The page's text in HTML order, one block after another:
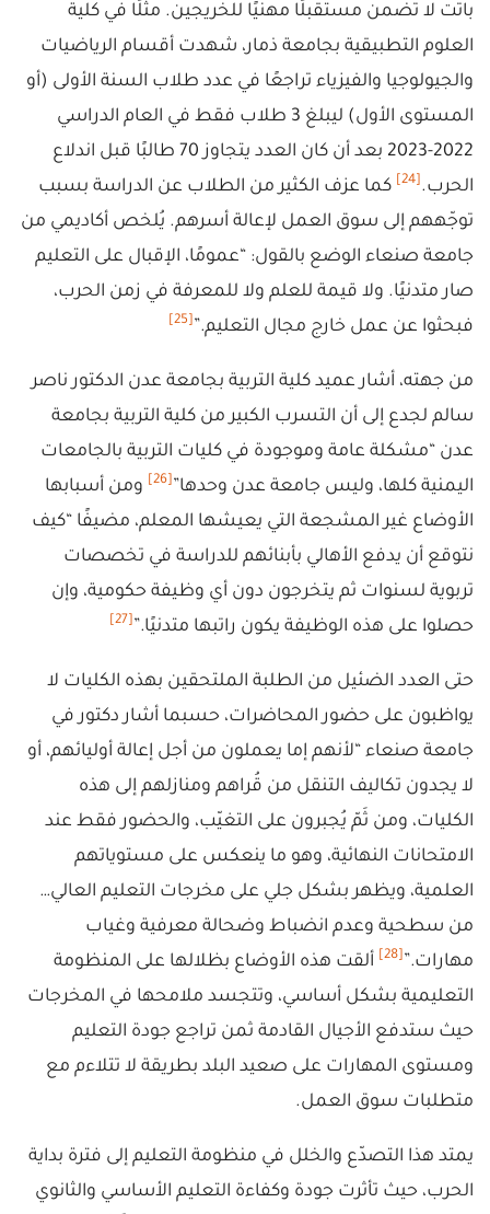
باتت لا تضمن مستقبلًا مهنيًا للخريجين. مثلًا في كلية
العلوم التطبيقية بجامعة ذمار، شهدت أقسام الرياضيات
والجيولوجيا والفيزياء تراجعًا في عدد طلاب السنة الأولى (أو
المستوى الأول) ليبلغ 3 طلاب فقط في العام الدراسي
2022-2023 بعد أن كان العدد يتجاوز 70 طالبًا قبل اندلاع
الحرب. [24]
كما عزف الكثير من الطلاب عن الدراسة بسبب
توجّههم إلى سوق العمل لإعالة أسرهم. يُلخص أكاديمي من
جامعة صنعاء الوضع بالقول: “عمومًا، الإقبال على التعليم
صار متدنيًا. ولا قيمة للعلم ولا للمعرفة في زمن الحرب،
فبحثوا عن عمل خارج مجال التعليم.” [25]
من جهته، أشار عميد كلية التربية بجامعة عدن الدكتور ناصر
سالم لجدع إلى أن التسرب الكبير من كلية التربية بجامعة
عدن “مشكلة عامة وموجودة في كليات التربية بالجامعات
اليمنية كلها، وليس جامعة عدن وحدها” [26]
ومن أسبابها
الأوضاع غير المشجعة التي يعيشها المعلم، مضيفًا “كيف
نتوقع أن يدفع الأهالي بأبنائهم للدراسة في تخصصات
تربوية لسنوات ثم يتخرجون دون أي وظيفة حكومية، وإن
حصلوا على هذه الوظيفة يكون راتبها متدنيًا.” [27]
حتى العدد الضئيل من الطلبة الملتحقين بهذه الكليات لا
يواظبون على حضور المحاضرات، حسبما أشار دكتور في
جامعة صنعاء “لأنهم إما يعملون من أجل إعالة أوليائهم، أو
لا يجدون تكاليف التنقل من قُراهم ومنازلهم إلى هذه
الكليات، ومن ثَمّ يُجبرون على التغيّب، والحضور فقط عند
الامتحانات النهائية، وهو ما ينعكس على مستوياتهم
العلمية، ويظهر بشكل جلي على مخرجات التعليم العالي…
من سطحية وعدم انضباط وضحالة معرفية وغياب
مهارات.” [28]
ألقت هذه الأوضاع بظلالها على المنظومة
التعليمية بشكل أساسي، وتتجسد ملامحها في المخرجات
حيث ستدفع الأجيال القادمة ثمن تراجع جودة التعليم
ومستوى المهارات على صعيد البلد بطريقة لا تتلاءم مع
متطلبات سوق العمل.
يمتد هذا التصدّع والخلل في منظومة التعليم إلى فترة بداية
الحرب، حيث تأثرت جودة وكفاءة التعليم الأساسي والثانوي